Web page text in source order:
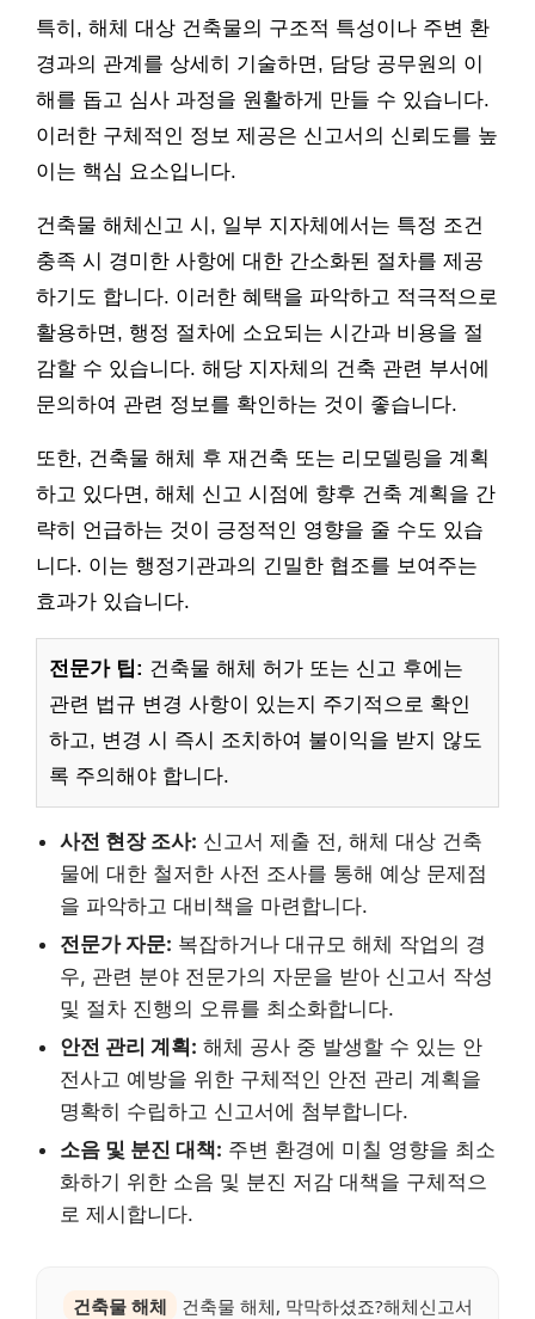
특히, 해체 대상 건축물의 구조적 특성이나 주변 환
경과의 관계를 상세히 기술하면, 담당 공무원의 이
해를 돕고 심사 과정을 원활하게 만들 수 있습니다.
이러한 구체적인 정보 제공은 신고서의 신뢰도를 높
이는 핵심 요소입니다.
건축물 해체신고 시, 일부 지자체에서는 특정 조건
충족 시 경미한 사항에 대한 간소화된 절차를 제공
하기도 합니다. 이러한 혜택을 파악하고 적극적으로
활용하면, 행정 절차에 소요되는 시간과 비용을 절
감할 수 있습니다. 해당 지자체의 건축 관련 부서에
문의하여 관련 정보를 확인하는 것이 좋습니다.
또한, 건축물 해체 후 재건축 또는 리모델링을 계획
하고 있다면, 해체 신고 시점에 향후 건축 계획을 간
략히 언급하는 것이 긍정적인 영향을 줄 수도 있습
니다. 이는 행정기관과의 긴밀한 협조를 보여주는
효과가 있습니다.
전문가 팁: 건축물 해체 허가 또는 신고 후에는
관련 법규 변경 사항이 있는지 주기적으로 확인
하고, 변경 시 즉시 조치하여 불이익을 받지 않도
록 주의해야 합니다.
사전 현장 조사: 신고서 제출 전, 해체 대상 건축
물에 대한 철저한 사전 조사를 통해 예상 문제점
을 파악하고 대비책을 마련합니다.
전문가 자문: 복잡하거나 대규모 해체 작업의 경
우, 관련 분야 전문가의 자문을 받아 신고서 작성
및 절차 진행의 오류를 최소화합니다.
안전 관리 계획: 해체 공사 중 발생할 수 있는 안
전사고 예방을 위한 구체적인 안전 관리 계획을
명확히 수립하고 신고서에 첨부합니다.
소음 및 분진 대책: 주변 환경에 미칠 영향을 최소
화하기 위한 소음 및 분진 저감 대책을 구체적으
로 제시합니다.
건축물 해체
건축물 해체, 막막하셨죠?해체신고서